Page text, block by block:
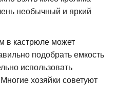
необычный и яркий
в кастрюле может
подобрать емкость
использовать
хозяйки советуют